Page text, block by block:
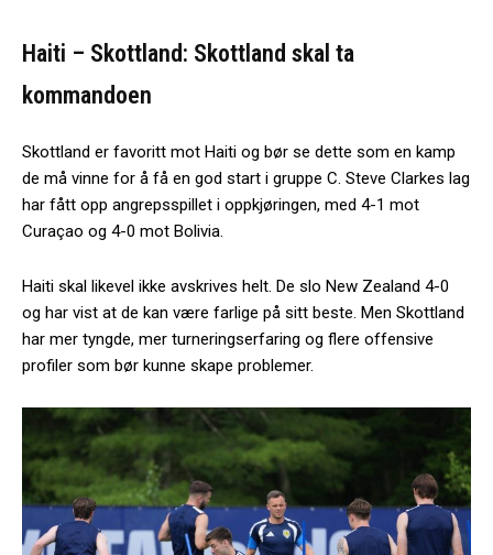
Haiti – Skottland: Skottland skal ta
kommandoen
Skottland er favoritt mot Haiti og bør se dette som en kamp
de må vinne for å få en god start i gruppe C. Steve Clarkes lag
har fått opp angrepsspillet i oppkjøringen, med 4-1 mot
Curaçao og 4-0 mot Bolivia.
Haiti skal likevel ikke avskrives helt. De slo New Zealand 4-0
og har vist at de kan være farlige på sitt beste. Men Skottland
har mer tyngde, mer turneringserfaring og flere offensive
profiler som bør kunne skape problemer.